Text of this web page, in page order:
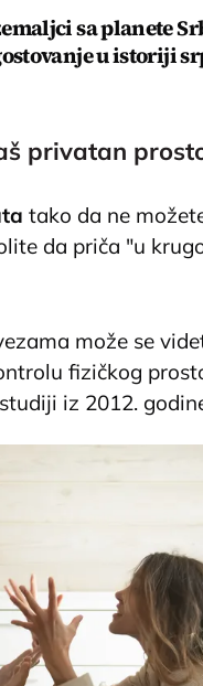
sa planete
u istoriji
privatan
tako da ne
da priča "u
može se
fizičkog
iz 2012.